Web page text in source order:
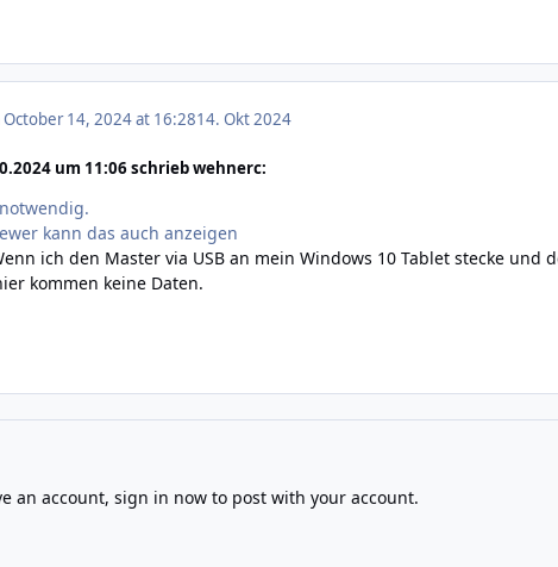
October 14, 2024 at 16:2814. Okt 2024
um 11:06 schrieb wehnerc:
kann das auch anzeigen
ich den Master via USB an mein Windows 10 Tablet stecke
kommen keine Daten.
an account, sign in nowto post with your account.